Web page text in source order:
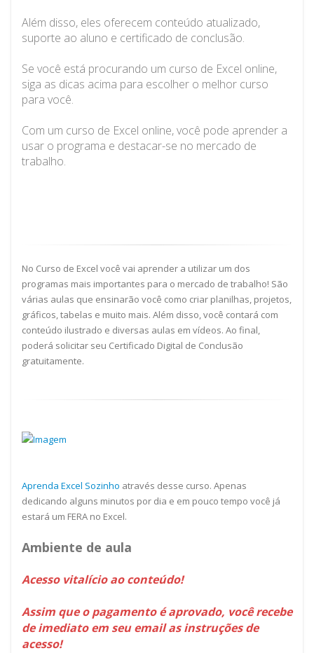
Além disso, eles oferecem conteúdo atualizado,
suporte ao aluno e certificado de conclusão.
Se você está procurando um curso de Excel online,
siga as dicas acima para escolher o melhor curso
para você.
Com um curso de Excel online, você pode aprender a
usar o programa e destacar-se no mercado de
trabalho.
No Curso de Excel você vai aprender a utilizar um dos
programas mais importantes para o mercado de trabalho! São
várias aulas que ensinarão você como criar planilhas, projetos,
gráficos, tabelas e muito mais. Além disso, você contará com
conteúdo ilustrado e diversas aulas em vídeos. Ao final,
poderá solicitar seu Certificado Digital de Conclusão
gratuitamente.
Aprenda Excel Sozinho através desse curso. Apenas
dedicando alguns minutos por dia e em pouco tempo você já
estará um FERA no Excel.
Ambiente de aula
Acesso vitalício ao conteúdo!
Assim que o pagamento é aprovado, você recebe
de imediato em seu email as instruções de
acesso!